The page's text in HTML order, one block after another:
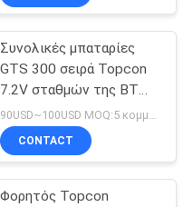
33
Συνολικές μπαταρίες
GTS 300 σειρά Topcon
7.2V σταθμών της BT
24Q
CONTACT
Φορητός Topcon